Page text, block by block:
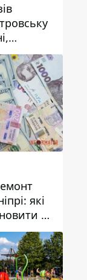
будинки
які
та